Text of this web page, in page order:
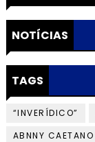
NOTÍCIAS
TAGS
“INVERÍDICO”
ABNNY CAETANO